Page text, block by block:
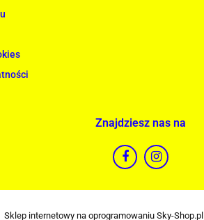
Znajdziesz nas na
Sklep internetowy na oprogramowaniu Sky-Shop.pl